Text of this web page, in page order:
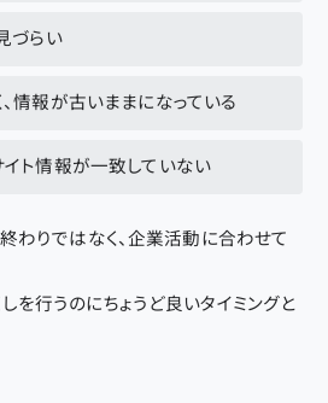
づらい
情報が古いままになっている
ト情報が一致していない
わりではなく、企業活動に合わせて
を行うのにちょうど良いタイミングと